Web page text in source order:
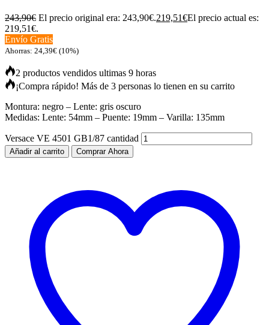
243,90€ El precio original era: 243,90€.219,51€El precio actual es:
219,51€.
Envío Gratis
Ahorras: 24,39€ (10%)
2 productos vendidos ultimas 9 horas
¡Compra rápido! Más de 3 personas lo tienen en su carrito
Montura: negro – Lente: gris oscuro
Medidas: Lente: 54mm – Puente: 19mm – Varilla: 135mm
Versace VE 4501 GB1/87 cantidad
Añadir al carrito Comprar Ahora